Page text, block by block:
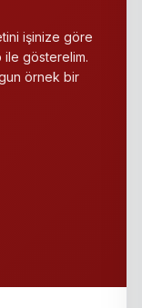
işinize göre
ile gösterelim.
örnek bir